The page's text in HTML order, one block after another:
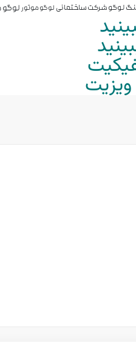
لوگو شرکت ساختمانی لوگو موتورلوگو
ویزیت